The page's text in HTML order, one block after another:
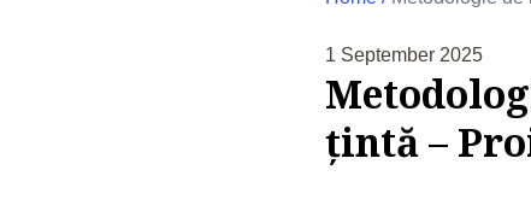
1 September 2025
țintă –